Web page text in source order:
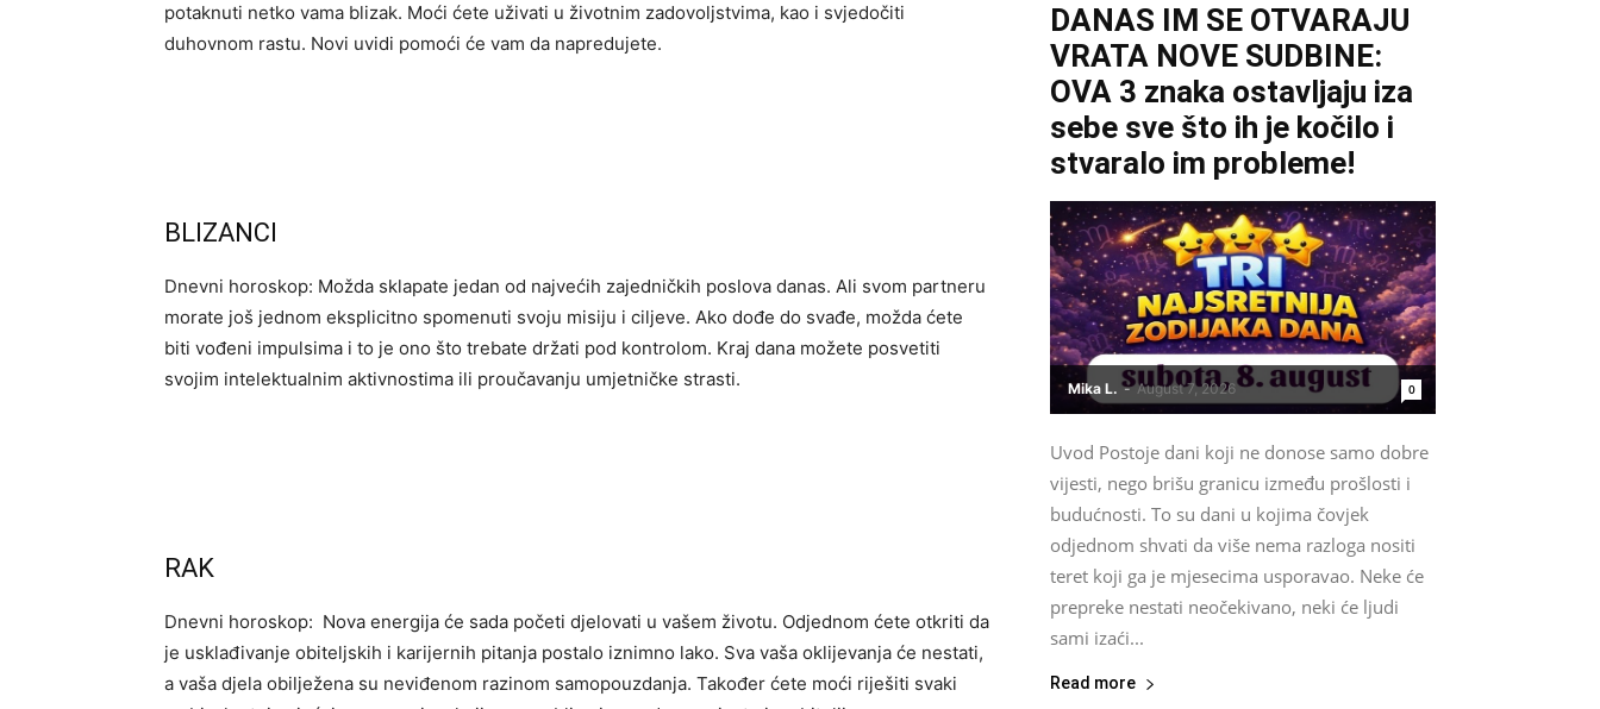
potaknuti netko vama blizak. Moći ćete uživati ​​u životnim zadovoljstvima, kao i svjedočiti
duhovnom rastu. Novi uvidi pomoći će vam da napredujete.
BLIZANCI
Dnevni horoskop: Možda sklapate jedan od najvećih zajedničkih poslova danas. Ali svom partneru
morate još jednom eksplicitno spomenuti svoju misiju i ciljeve. Ako dođe do svađe, možda ćete
biti vođeni impulsima i to je ono što trebate držati pod kontrolom. Kraj dana možete posvetiti
svojim intelektualnim aktivnostima ili proučavanju umjetničke strasti.
RAK
Dnevni horoskop: Nova energija će sada početi djelovati u vašem životu. Odjednom ćete otkriti da
je usklađivanje obiteljskih i karijernih pitanja postalo iznimno lako. Sva vaša oklijevanja će nestati,
a vaša djela obilježena su neviđenom razinom samopouzdanja. Također ćete moći riješiti svaki
DANAS IM SE OTVARAJU
VRATA NOVE SUDBINE:
OVA 3 znaka ostavljaju iza
sebe sve što ih je kočilo i
stvaralo im probleme!
Mika L. - August 7, 2026 0
Uvod Postoje dani koji ne donose samo dobre
vijesti, nego brišu granicu između prošlosti i
budućnosti. To su dani u kojima čovjek
odjednom shvati da više nema razloga nositi
teret koji ga je mjesecima usporavao. Neke će
prepreke nestati neočekivano, neki će ljudi
sami izaći...
Read more